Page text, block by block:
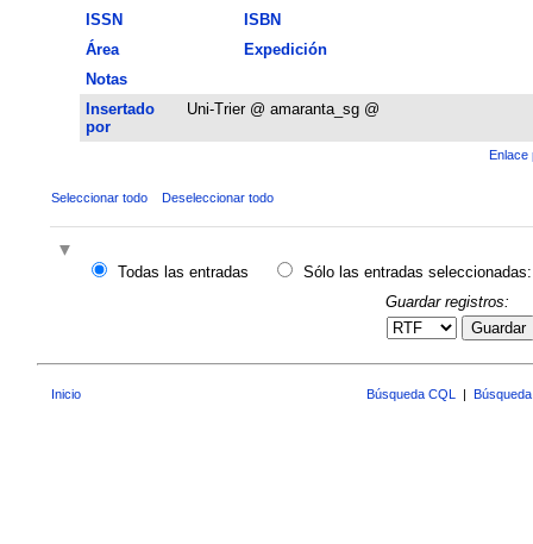
ISSN
ISBN
Área
Expedición
Notas
Insertado
por
Uni-Trier @ amaranta_sg @
Enlace
Seleccionar todo Deseleccionar todo
Todas las entradas
Sólo las entradas seleccionadas:
Guardar registros:
Guardar
Inicio Búsqueda CQL